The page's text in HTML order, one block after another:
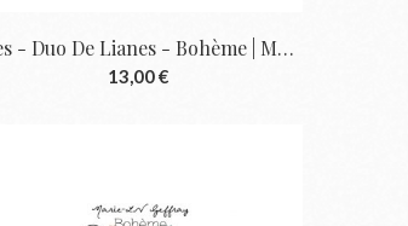
Dies - Duo De Lianes - Bohème | Marie-LN...
13,00 €